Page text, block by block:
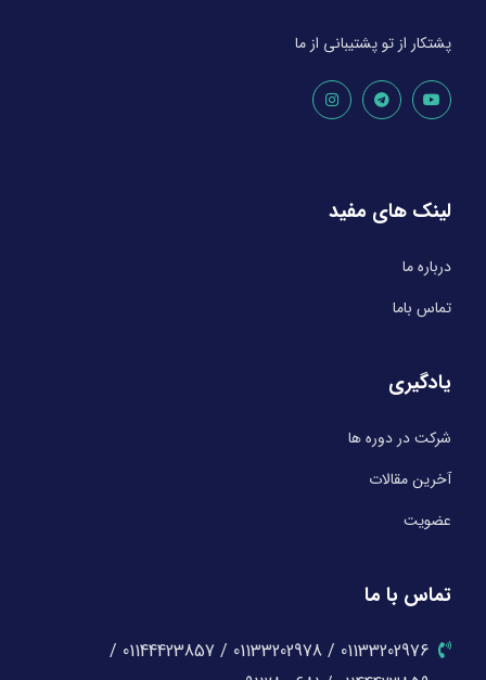
پشتکار از تو پشتیبانی از ما
لینک های مفید
درباره ما
تماس باما
یادگیری
شرکت در دوره ها
آخرین مقالات
عضویت
تماس با ما
01133202976 / 01133202978 / 01144423857 /